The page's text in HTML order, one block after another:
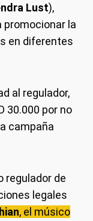
Lust),
promocionar la
en diferentes
al regulador,
30.000 por no
campaña
regulador de
legales
, el músico